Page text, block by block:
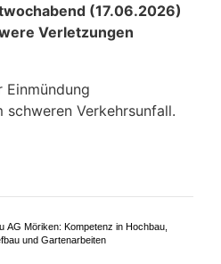
(17.06.2026)
Verletzungen
Einmündung
schweren Verkehrsunfall.